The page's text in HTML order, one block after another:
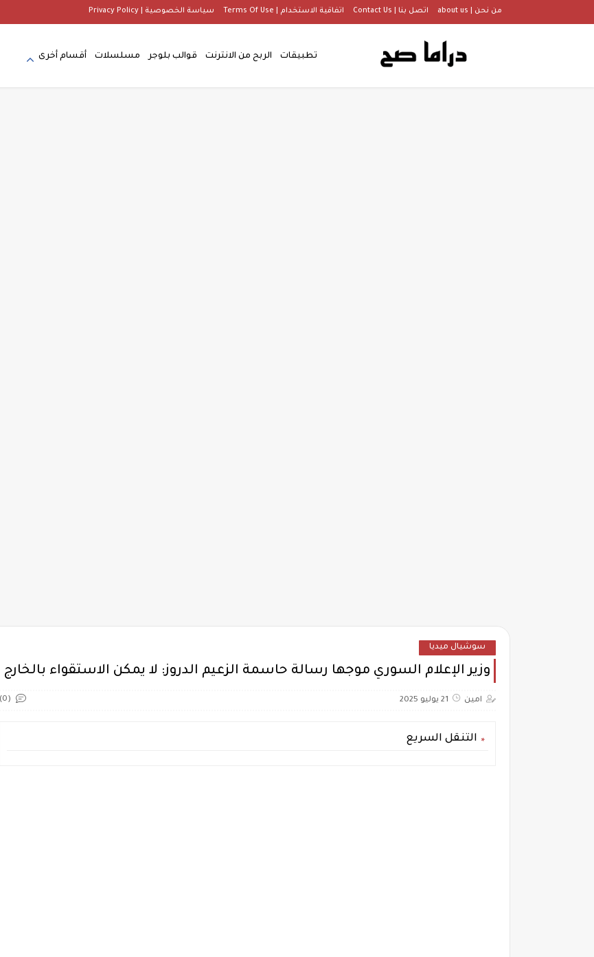
من نحن | about us اتصل بنا | Contact Us اتفاقية الاستخدام | Terms Of Use سياسة الخصوصية | Privacy Policy
تطبيقات الربح من الانترنت قوالب بلوجر مسلسلات أقسام أخرى
سوشيال ميديا
وزير الإعلام السوري موجها رسالة حاسمة الزعيم الدروز: لا يمكن الاستقواء بالخارج
امين 21 يوليو 2025 (0)
التنقل السريع